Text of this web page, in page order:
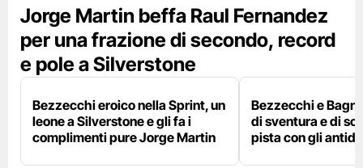
Jorge Martin beffa Raul Fernandez
per una frazione di secondo, record
e pole a Silverstone
Bezzecchi eroico nella Sprint, un
leone a Silverstone e gli fa i
complimenti pure Jorge Martin
Bezzecchi e
di sventura e di
pista con gli